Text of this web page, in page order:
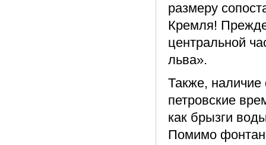
размеру
Кремля!
центральной
льва».
Также, наличие
петровские
как брызги
Помимо